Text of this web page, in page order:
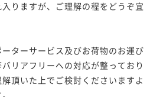
りますが、ご理解の程をどうぞ宜
ターサービス及びお荷物のお運び
リアフリーへの対応が整っており
頂いた上でご検討くださいますよ